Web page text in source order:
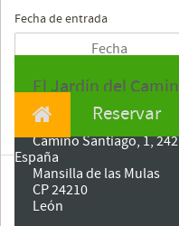
Fecha de entrada
Reservar
El Jardín del
Camino Santiago, 1,
España
Mansilla de las Mulas
CP 24210
León